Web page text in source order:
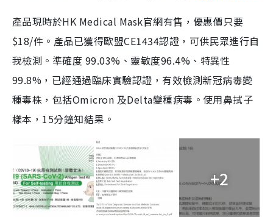
產品現時於HK Medical Mask官網有售，優惠價只要
$18/件。產品已獲得歐盟CE1434認證，可供民眾進行自
我檢測。準確度 99.03%、靈敏度96.4%、特異性
99.8%，已經通過臨床實驗認證，有效檢測新冠病毒變
種毒株，包括Omicron 及Delta變種病毒。使用鼻拭子
樣本，15分鐘知結果。
+2